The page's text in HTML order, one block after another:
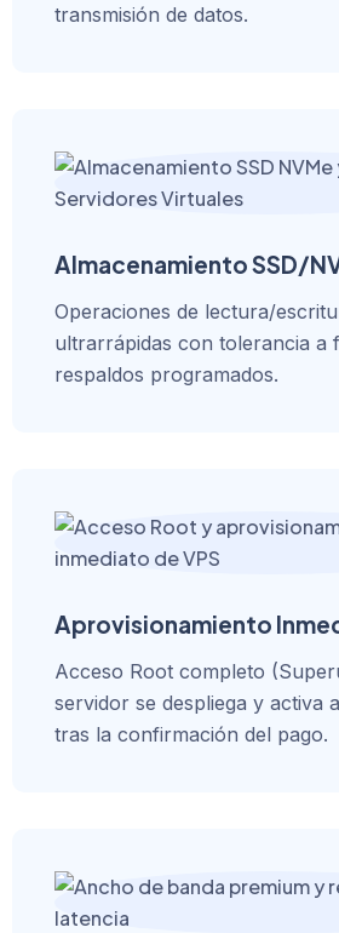
transmisión de datos.
Almacenamiento SSD/
Operaciones de lectura/
ultrarrápidas con tolerancia a
respaldos programados.
Aprovisionamiento
Acceso Root completo
servidor se despliega y activa
tras la confirmación del pago.